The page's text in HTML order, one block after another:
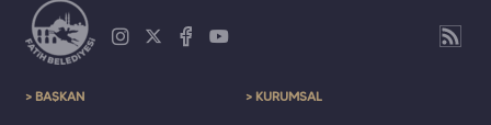
> BAŞKAN > KURUMSAL